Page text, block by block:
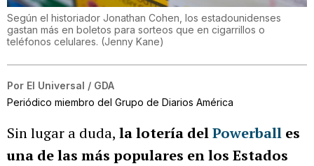
Según el historiador Jonathan Cohen, los estadounidenses
gastan más en boletos para sorteos que en cigarrillos o
teléfonos celulares. (Jenny Kane)
Por El Universal / GDA
Periódico miembro del Grupo de Diarios América
Sin lugar a duda, la lotería delPowerball es
una de las más populares en los Estados